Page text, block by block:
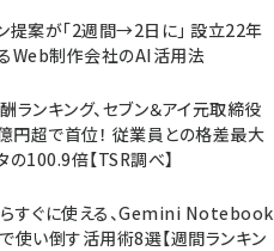
提案が「2週間→2日に」 設立22年
Web制作会社のAI活用法
ランキング、セブン＆アイ元取締役
円超で首位！ 従業員との格差最大
の100.9倍【TSR調べ】
すぐに使える、Gemini Notebook
使い倒す活用術8選【週間ランキン